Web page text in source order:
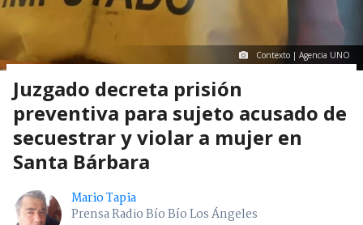
Contexto | Agencia UNO
Juzgado decreta prisión
preventiva para sujeto acusado de
secuestrar y violar a mujer en
Santa Bárbara
Mario Tapia
Prensa Radio Bío Bío Los Ángeles